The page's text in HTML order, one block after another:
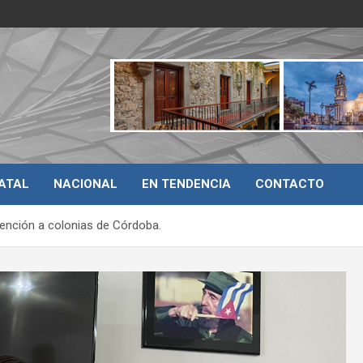
NACIONAL EN TENDENCIA CONTACTO
a colonias de Córdoba.